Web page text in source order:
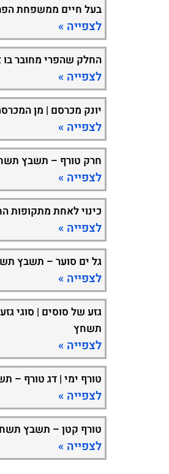
בעל חיים ממשפחת
לצפייה »
החלק שהפרי מחובר
לצפייה »
יונק מכרסם | מן
לצפייה »
חרק טורף – תשבץ
לצפייה »
כינוי לאחת
לצפייה »
גל ים סוער – תשבץ
לצפייה »
גזע של סוסים | סוגי
תשחץ
לצפייה »
טורף ימי | דג טורף –
לצפייה »
טורף קטן – תשבץ
לצפייה »